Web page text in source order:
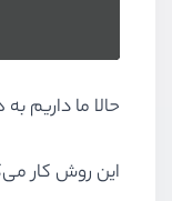
حالا ما داریم
این روش کار